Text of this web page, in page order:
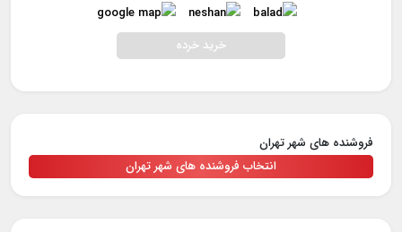
خرید خرده
فروشنده های شهر تهران
انتخاب فروشنده های شهر تهران